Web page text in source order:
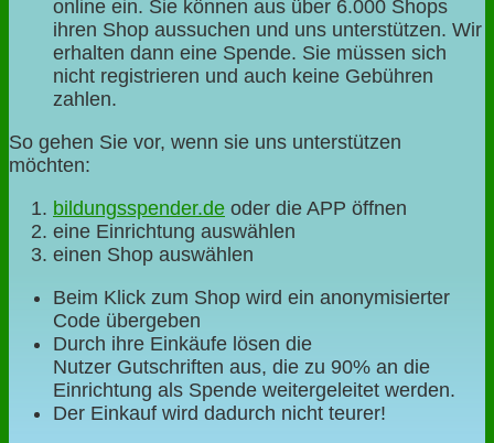
online ein. Sie können aus über 6.000 Shops
ihren Shop aussuchen und uns unterstützen. Wir
erhalten dann eine Spende. Sie müssen sich
nicht registrieren und auch keine Gebühren
zahlen.
So gehen Sie vor, wenn sie uns unterstützen
möchten:
bildungsspender.de oder die APP öffnen
eine Einrichtung auswählen
einen Shop auswählen
Beim Klick zum Shop wird ein anonymisierter
Code übergeben
Durch ihre Einkäufe lösen die
Nutzer Gutschriften aus, die zu 90% an die
Einrichtung als Spende weitergeleitet werden.
Der Einkauf wird dadurch nicht teurer!